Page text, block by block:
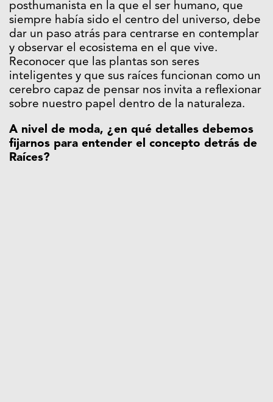
posthumanista en la que el ser humano, que
siempre había sido el centro del universo, debe
dar un paso atrás para centrarse en contemplar
y observar el ecosistema en el que vive.
Reconocer que las plantas son seres
inteligentes y que sus raíces funcionan como un
cerebro capaz de pensar nos invita a reflexionar
sobre nuestro papel dentro de la naturaleza.
A nivel de moda, ¿en qué detalles debemos
fijarnos para entender el concepto detrás de
Raíces?